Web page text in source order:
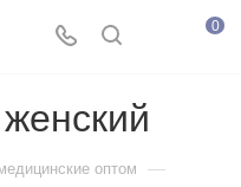
0
оптом —